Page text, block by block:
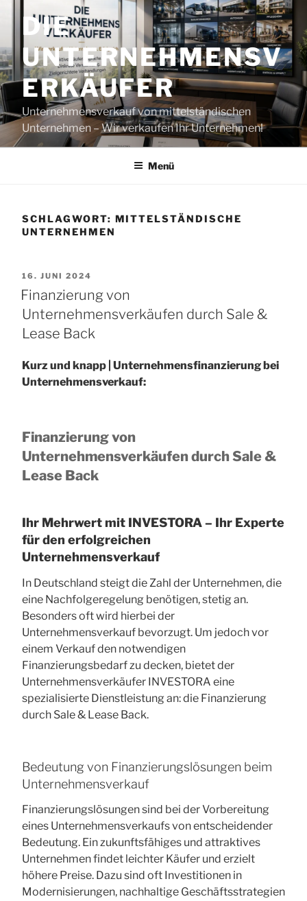
DIE
UNTERNEHMENSV
ERKÄUFER
Unternehmensverkauf von mittelständischen
Unternehmen – Wir verkaufen Ihr Unternehmen!
Menü
SCHLAGWORT: MITTELSTÄNDISCHE
UNTERNEHMEN
VERÖFFENTLICHT
AM
16. JUNI 2024
Finanzierung von
Unternehmensverkäufen durch Sale &
Lease Back
Kurz und knapp | Unternehmensfinanzierung bei
Unternehmensverkauf:
Finanzierung von
Unternehmensverkäufen durch Sale &
Lease Back
Ihr Mehrwert mit INVESTORA – Ihr Experte
für den erfolgreichen
Unternehmensverkauf
In Deutschland steigt die Zahl der Unternehmen, die
eine Nachfolgeregelung benötigen, stetig an.
Besonders oft wird hierbei der
Unternehmensverkauf bevorzugt. Um jedoch vor
einem Verkauf den notwendigen
Finanzierungsbedarf zu decken, bietet der
Unternehmensverkäufer INVESTORA eine
spezialisierte Dienstleistung an: die Finanzierung
durch Sale & Lease Back.
Bedeutung von Finanzierungslösungen beim
Unternehmensverkauf
Finanzierungslösungen sind bei der Vorbereitung
eines Unternehmensverkaufs von entscheidender
Bedeutung. Ein zukunftsfähiges und attraktives
Unternehmen findet leichter Käufer und erzielt
höhere Preise. Dazu sind oft Investitionen in
Modernisierungen, nachhaltige Geschäftsstrategien